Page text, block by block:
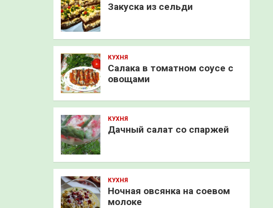
Закуска из сельди
КУХНЯ
Салака в томатном соусе с
овощами
КУХНЯ
Дачный салат со спаржей
КУХНЯ
Ночная овсянка на соевом
молоке